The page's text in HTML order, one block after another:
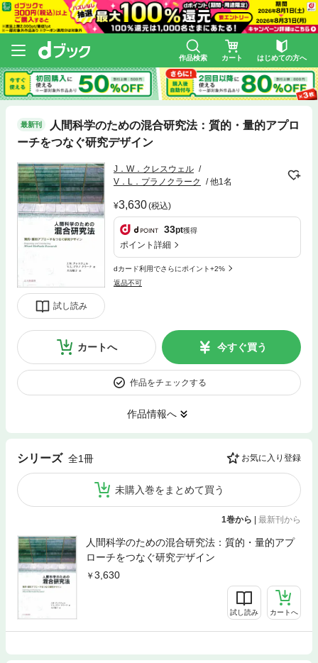
作品検索 カート はじめての方へ
最新刊
人間科学のための混合研究法：質的・量的アプロ
ーチをつなぐ研究デザイン
試し読み
J．W．クレスウェル
V．L．プラノクラーク
他1名
3,630(税込)
33pt獲得
ポイント詳細
dカード利用でさらにポイント+2%
返品不可
カートへ 今すぐ買う
作品をチェックする
作品情報へ
シリーズ 全1冊 お気に入り登録
未購入巻をまとめて買う
1巻から | 最新刊から
人間科学のための混合研究法：質的・量的アプ
ローチをつなぐ研究デザイン
3,630
試し読み カートへ